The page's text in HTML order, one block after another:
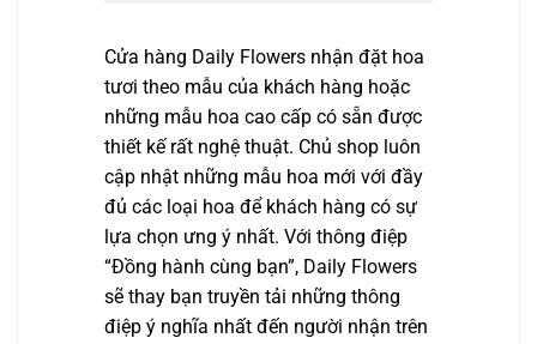
Cửa hàng Daily Flowers nhận đặt hoa
tươi theo mẫu của khách hàng hoặc
những mẫu hoa cao cấp có sẵn được
thiết kế rất nghệ thuật. Chủ shop luôn
cập nhật những mẫu hoa mới với đầy
đủ các loại hoa để khách hàng có sự
lựa chọn ưng ý nhất. Với thông điệp
“Đồng hành cùng bạn”, Daily Flowers
sẽ thay bạn truyền tải những thông
điệp ý nghĩa nhất đến người nhận trên